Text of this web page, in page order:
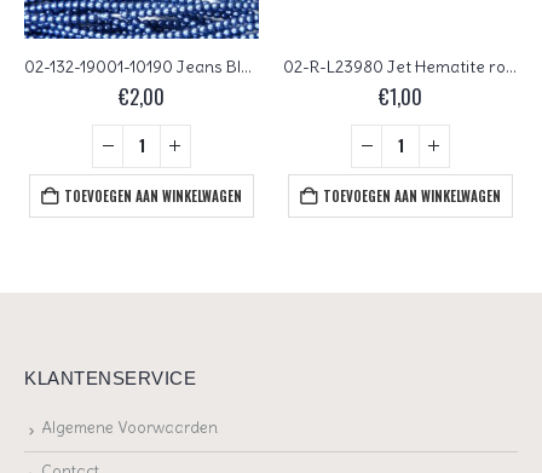
02-132-19001-10190 Jeans Blue
€2,00
TOEVOEGEN AAN WINKELWAGEN
02-R-L23980 Jet Hematite round 2 mm. 100 Pc.
€1,00
TOEVOEGEN AAN WINKELWAGEN
KLANTENSERVICE
Algemene Voorwaarden